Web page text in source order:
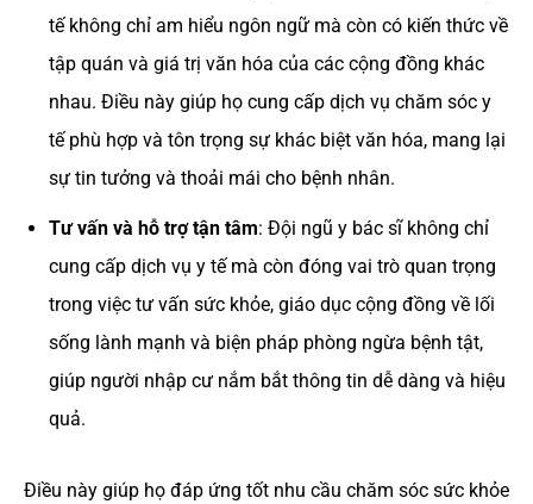
tế không chỉ am hiểu ngôn ngữ mà còn có kiến thức về
tập quán và giá trị văn hóa của các cộng đồng khác
nhau. Điều này giúp họ cung cấp dịch vụ chăm sóc y
tế phù hợp và tôn trọng sự khác biệt văn hóa, mang lại
sự tin tưởng và thoải mái cho bệnh nhân.
Tư vấn và hỗ trợ tận tâm: Đội ngũ y bác sĩ không chỉ
cung cấp dịch vụ y tế mà còn đóng vai trò quan trọng
trong việc tư vấn sức khỏe, giáo dục cộng đồng về lối
sống lành mạnh và biện pháp phòng ngừa bệnh tật,
giúp người nhập cư nắm bắt thông tin dễ dàng và hiệu
quả.
Điều này giúp họ đáp ứng tốt nhu cầu chăm sóc sức khỏe